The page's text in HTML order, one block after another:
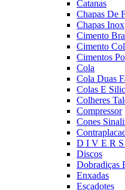
Catanas
Chapas De
Chapas Inox
Cimento
Cimento
Cimentos
Cola
Cola Duas
Colas E
Colheres
Compressor
Cones
D I V E R S
Discos
Dobradiças
Enxadas
Escadotes